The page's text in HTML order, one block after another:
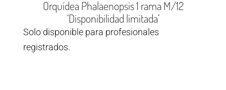
Orquídea Phalaenopsis 1 rama M/12
‘Disponibilidad limitada’
Solo disponible para profesionales
registrados.